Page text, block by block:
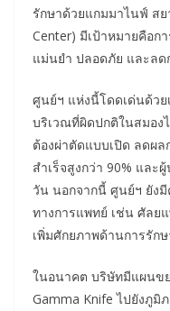
รักษาด้วยแกมมาไนฟ์ สย
Center) มีเป้าหมายคือก
แม่นยำ ปลอดภัย และลด
ศูนย์ฯ แห่งนี้โดดเด่นด้ว
บริเวณที่ผิดปกติในสมอง
ต้องผ่าตัดแบบเปิด ลดผล
สำเร็จสูงกว่า 90% และ
วัน นอกจากนี้ ศูนย์ฯ ยัง
ทางการแพทย์ เช่น ศัลย
เพิ่มศักยภาพด้านการรัก
ในอนาคต บริษัทมีแผนข
Gamma Knife ไปยังภูมิ